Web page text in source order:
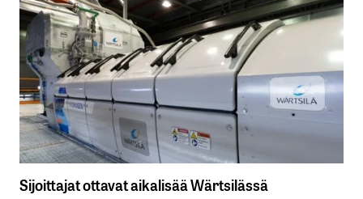
Sijoittajat ottavat aikalisää Wärtsilässä